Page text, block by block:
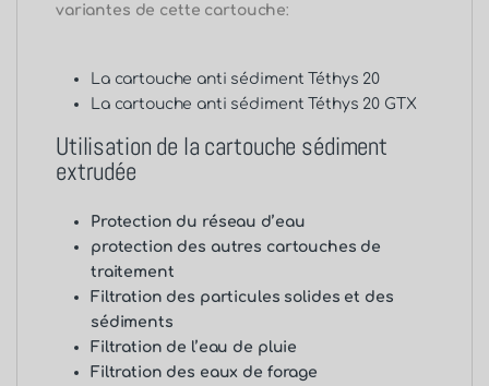
variantes de cette cartouche:
La cartouche anti sédiment Téthys 20
La cartouche anti sédiment Téthys 20 GTX
Utilisation de la cartouche sédiment
extrudée
Protection du réseau d’eau
protection des autres cartouches de
traitement
Filtration des particules solides et des
sédiments
Filtration de l’eau de pluie
Filtration des eaux de forage